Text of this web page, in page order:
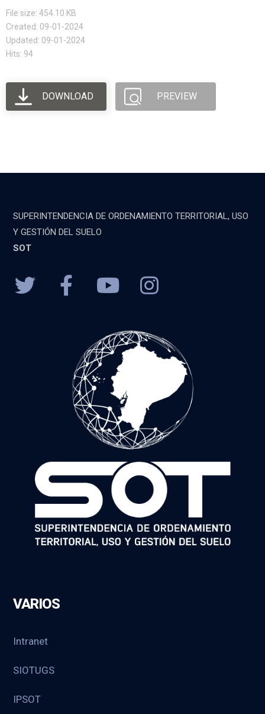
File size: 454.10 KB
Created: 09-01-2024
Updated: 09-01-2024
Hits: 94
DOWNLOAD PREVIEW
SUPERINTENDENCIA DE ORDENAMIENTO TERRITORIAL, USO
Y GESTIÓN DEL SUELO
SOT
VARIOS
Intranet
SIOTUGS
IPSOT